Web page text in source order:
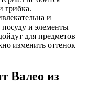
грибка.
и
и элементы
для предметов
изменить оттенок
Валео из